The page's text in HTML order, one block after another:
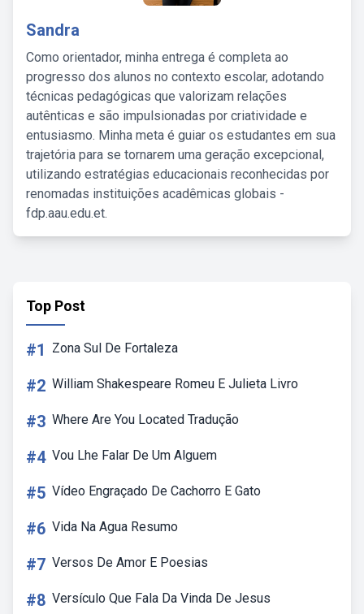
Sandra
Como orientador, minha entrega é completa ao
progresso dos alunos no contexto escolar, adotando
técnicas pedagógicas que valorizam relações
autênticas e são impulsionadas por criatividade e
entusiasmo. Minha meta é guiar os estudantes em sua
trajetória para se tornarem uma geração excepcional,
utilizando estratégias educacionais reconhecidas por
renomadas instituições acadêmicas globais -
fdp.aau.edu.et.
Top Post
#1 Zona Sul De Fortaleza
#2 William Shakespeare Romeu E Julieta Livro
#3 Where Are You Located Tradução
#4 Vou Lhe Falar De Um Alguem
#5 Vídeo Engraçado De Cachorro E Gato
#6 Vida Na Agua Resumo
#7 Versos De Amor E Poesias
#8 Versículo Que Fala Da Vinda De Jesus